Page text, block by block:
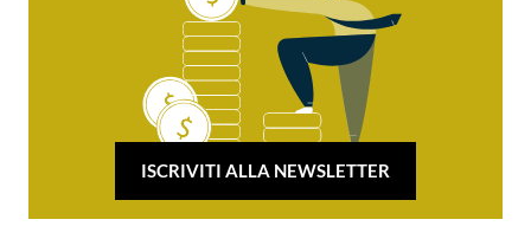
ISCRIVITI ALLA NEWSLETTER